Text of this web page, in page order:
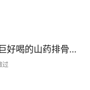
鲜香味美！巨好喝的山药排骨汤！！
过